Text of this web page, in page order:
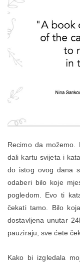
Recimo da
dali kartu svijeta i
do istog ovog dana
odaberi bilo koje
pogledom. Evo ti
čekati tamo. Bilo
dostavljena unutar
pauziraju, sve ćete
Kako bi izgledala